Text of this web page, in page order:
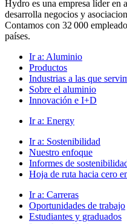
Hydro es una empresa líder en
desarrolla negocios y
Contamos con 32 000
países.
Ir a: Aluminio
Productos
Industrias a las que
Sobre el aluminio
Innovación e I+D
Ir a: Energy
Ir a: Sostenibilidad
Nuestro enfoque
Informes de
Hoja de ruta hacia cero
Ir a: Carreras
Oportunidades de trabajo
Estudiantes y graduados